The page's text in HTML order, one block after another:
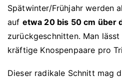
Spätwinter/Frühjahr werden
auf etwa 20 bis 50 cm über
zurückgeschnitten. Man
kräftige Knospenpaare pro
Dieser radikale Schnitt mag